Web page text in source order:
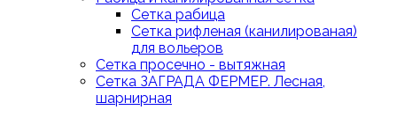
Сетка рабица
Сетка рифленая (канилированая)
для вольеров
Сетка просечно - вытяжная
Сетка ЗАГРАДА ФЕРМЕР. Лесная,
шарнирная